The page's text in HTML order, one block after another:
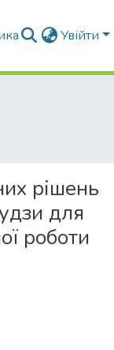
Увійти
рішень
для
роботи